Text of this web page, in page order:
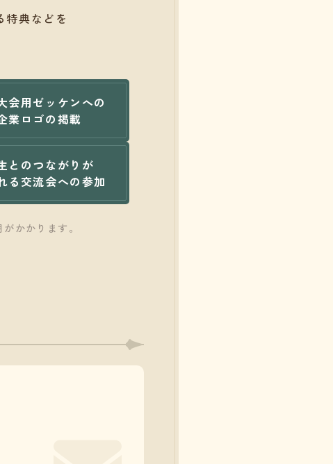
特典などを
会用ゼッケンへの
業ロゴの掲載
とのつながり が
る交流会への参加
かかります。